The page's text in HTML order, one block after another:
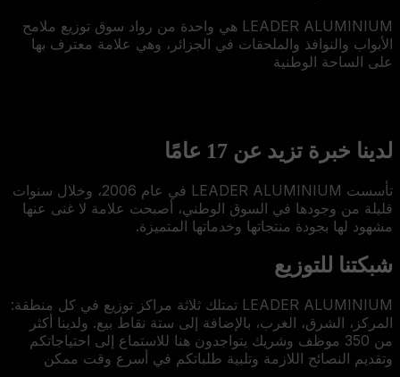
LEADER ALUMINIUM هي واحدة من رواد سوق توزيع ملامح
الأبواب والنوافذ والملحقات في الجزائر، وهي علامة معترف بها
على الساحة الوطنية
لدينا خبرة تزيد عن 17 عامًا
تأسست LEADER ALUMINIUM في عام 2006، وخلال سنوات
قليلة من وجودها في السوق الوطني، أصبحت علامة لا غنى عنها
مشهود لها بجودة منتجاتها وخدماتها المتميزة.
شبكتنا للتوزيع
LEADER ALUMINIUM تمتلك ثلاثة مراكز توزيع في كل منطقة:
المركز، الشرق، الغرب، بالإضافة إلى ستة نقاط بيع. ولدينا أكثر
من 350 موظف وشريك يتواجدون هنا للاستماع إلى احتياجاتكم
وتقديم النصائح اللازمة وتلبية طلباتكم في أسرع وقت ممكن